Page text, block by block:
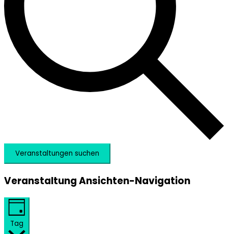
Veranstaltungen suchen
Veranstaltung Ansichten-Navigation
Tag